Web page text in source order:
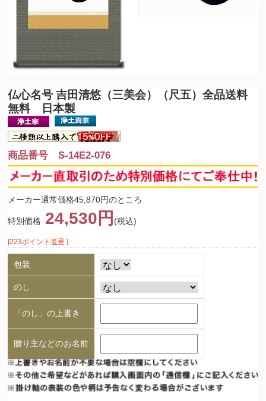
仏心名号 吉田清悠（三美会）（尺五）全品送料
無料 日本製
商品番号 S-14E2-076
メーカー通常価格45,870円のところ
特別価格 24,530円 (税込)
[223ポイント進呈 ]
包装
のし
「のし」の上書き
贈り主などのお名前